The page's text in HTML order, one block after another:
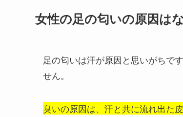
女性の足の匂いの原因は
足の匂いは汗が原因と思いがちで
せん。
臭いの原因は、汗と共に流れ出た